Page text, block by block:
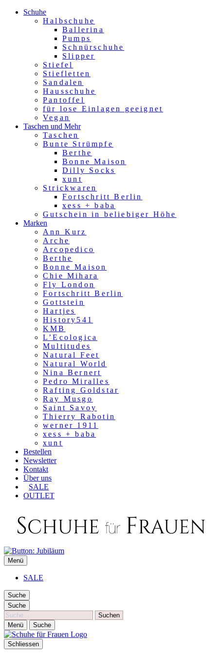
Schuhe
Halbschuhe
Ballerina
Pumps
Schnürschuhe
Slipper
Stiefel
Stiefletten
Sandalen
Hausschuhe
Pantoffel
für lose Einlagen geeignet
Vegan
Taschen und Mehr
Taschen
Bunte Strümpfe
Berthe
Bonne Maison
Dilly Socks
xunt
Strickwaren
Fortschritt Berlin
xess + baba
Gutschein in beliebiger Höhe
Marken
Ann Kurz
Arche
Arcopedico
Berthe
Bonne Maison
Chie Mihara
Fly London
Fortschritt Berlin
Gottstein
Hartjes
History541
KMB
L’Ecologica
Multitudes
Natural Feet
Natural World
Nina Bernert
Pedro Miralles
Rafting Goldstar
Ray Musgo
Saint Savoy
Thierry Rabotin
werner 1911
xess + baba
xunt
Bestellen
Newsletter
Kontakt
Über uns
SALE
OUTLET
SCHUHE FÜR FRAUEN
Die besten Schuhe für Frauen
Menü
SALE
Suche
Suche
Suche
Menü Suche
Schliessen